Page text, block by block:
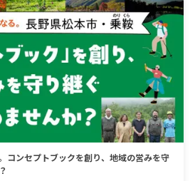
コンセプトブックを創り、地域の営みを守